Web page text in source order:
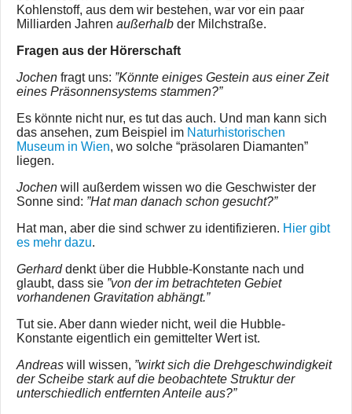
Kohlenstoff, aus dem wir bestehen, war vor ein paar
Milliarden Jahren außerhalb der Milchstraße.
Fragen aus der Hörerschaft
Jochen fragt uns: ”Könnte einiges Gestein aus einer Zeit
eines Präsonnensystems stammen?”
Es könnte nicht nur, es tut das auch. Und man kann sich
das ansehen, zum Beispiel im Naturhistorischen
Museum in Wien, wo solche “präsolaren Diamanten”
liegen.
Jochen will außerdem wissen wo die Geschwister der
Sonne sind: ”Hat man danach schon gesucht?”
Hat man, aber die sind schwer zu identifizieren. Hier gibt
es mehr dazu.
Gerharddenkt über die Hubble-Konstante nach und
glaubt, dass sie ”von der im betrachteten Gebiet
vorhandenen Gravitation abhängt.”
Tut sie. Aber dann wieder nicht, weil die Hubble-
Konstante eigentlich ein gemittelter Wert ist.
Andreas will wissen, ”wirkt sich die Drehgeschwindigkeit
der Scheibe stark auf die beobachtete Struktur der
unterschiedlich entfernten Anteile aus?”